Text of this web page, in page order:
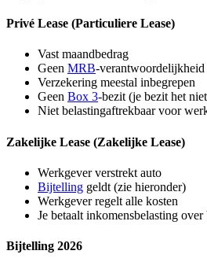
Privé Lease (Particuliere Lease)
Vast maandbedrag
Geen MRB-verantwoordelijkheid
Verzekering meestal inbegrepen
Geen Box 3-bezit (je bezit het
Niet belastingaftrekbaar voor
Zakelijke Lease (Zakelijke Lease)
Werkgever verstrekt auto
Bijtelling geldt (zie hieronder)
Werkgever regelt alle kosten
Je betaalt inkomensbelasting
Bijtelling 2026